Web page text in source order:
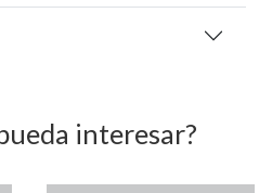
interesar?